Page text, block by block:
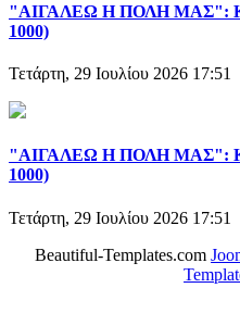
"ΑΙΓΑΛΕΩ Η ΠΟΛΗ ΜΑΣ":
1000)
Τετάρτη, 29 Ιουλίου 2026 17:51
"ΑΙΓΑΛΕΩ Η ΠΟΛΗ ΜΑΣ":
1000)
Τετάρτη, 29 Ιουλίου 2026 17:51
Beautiful-Templates.com